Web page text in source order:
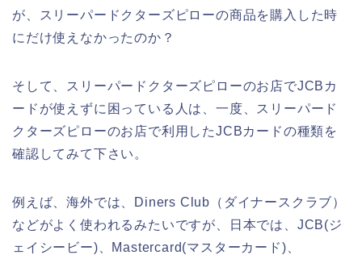
が、スリーパードクターズピローの商品を購入した時
にだけ使えなかったのか？
そして、スリーパードクターズピローのお店でJCBカ
ードが使えずに困っている人は、一度、スリーパード
クターズピローのお店で利用したJCBカードの種類を
確認してみて下さい。
例えば、海外では、Diners Club（ダイナースクラブ）
などがよく使われるみたいですが、日本では、JCB(ジ
ェイシービー)、Mastercard(マスターカード)、